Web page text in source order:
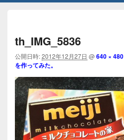
th_IMG_5836
公開日時:2012年12月27日 @640 × 480
を作ってみた。